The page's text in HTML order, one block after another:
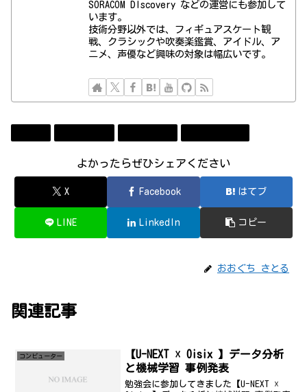
SORACOM DIscovery などの運営にも参加して
います。
技術分野以外では、フィギュアスケート観
戦、クラシックや吹奏楽鑑賞、アイドル、ア
ニメ、声優など興味の対象は幅広いです。
よかったらぜひシェアください
X Facebook はてブ
LINE LinkedIn コピー
おおぐち さとる
関連記事
コンビューター
【U-NEXT ☓ Oisix 】データ分析
と機械学習 事例発表
勉強会に参加してきました【U-NEXT ☓